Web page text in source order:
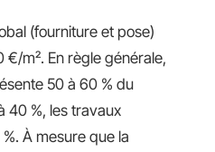
(fourniture et pose)
€/m². En règle générale,
50 à 60 % du
40 %, les travaux
À mesure que la